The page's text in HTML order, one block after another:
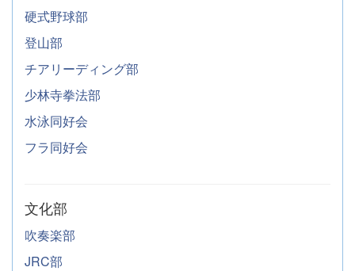
硬式野球部
登山部
チアリーディング部
少林寺拳法部
水泳同好会
フラ同好会
文化部
吹奏楽部
JRC部